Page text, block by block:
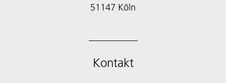
51147 Köln
Kontakt